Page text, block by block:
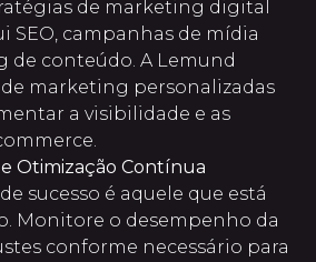
de marketing digital
SEO, campanhas de mídia
de conteúdo. A Lemund
marketing personalizadas
a visibilidade e as
Otimização Contínua
sucesso é aquele que está
Monitore o desempenho da
conforme necessário para